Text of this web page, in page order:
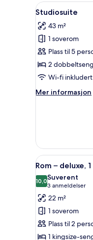
dobbeltsenger
Åpne
alle
bildene
av
Studiosuite
9
Studiosuite
43 m²
1 soverom
Plass til 5
2
Wi-fi inkludert
Mer informasjon
Mer
Åpne
alle
bildene
av
Rom
–
deluxe,
5
Rom – deluxe,
10,010,0 av 10
Suverent
3 anmeldelser
(3
anmeldelser)
22 m²
1 soverom
Plass til 2
1 kingsize-